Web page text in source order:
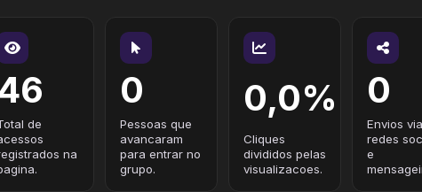
de
na
0
Pessoas que
avancaram
para entrar no
grupo.
0,0%
Cliques
divididos pelas
visualizacoes.
0
Envios via
redes
e